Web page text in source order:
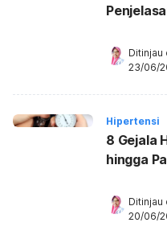
Ditinjau
23/06/
Hipertensi
8 Gejala
hingga
Ditinjau
20/06/